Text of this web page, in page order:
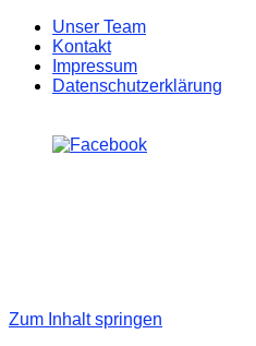
Unser Team
Kontakt
Impressum
Datenschutzerklärung
Zum Inhalt springen